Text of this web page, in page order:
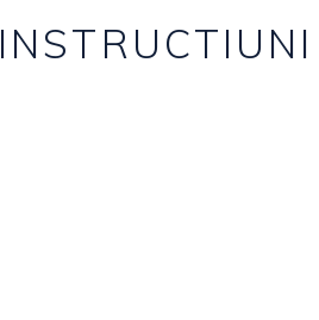
INSTRUCTIUNI